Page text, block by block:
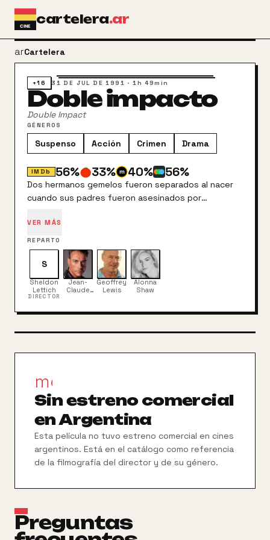
Ir al contenido principal
cartelera.ar
arrow_back
Cartelera
+16 31 DE JUL DE 1991 ·1h 49min
Doble impacto
Double Impact
GÉNEROS
Suspenso Acción Crimen Drama
IMDb 56% 33% 40% 56%
Dos hermanos gemelos fueron separados al nacer
cuando sus padres fueron asesinados por
convirtió en un insignificante ladrón en Hong Kong.
Ambos han crecido sin conocer la existencia del
otro y se han convertido en expertos en combate.
VER MÁS
REPARTO
S
Sheldon
Lettich
DIRECTOR
Jean-
Claude
Geoffrey
Lewis
Alonna
Shaw
movie_filter
Sin estreno comercial
en Argentina
Esta película no tuvo estreno comercial en cines
argentinos. Está en el catálogo como referencia
de la filmografía del director y de su género.
Preguntas